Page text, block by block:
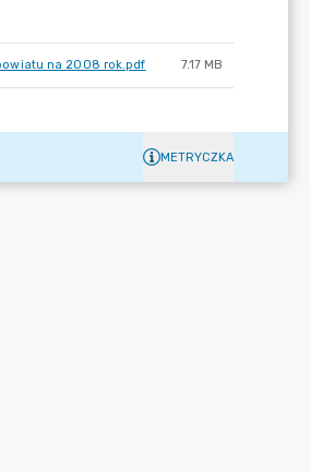
na 2008 rok.pdf 7.17 MB
METRYCZKA